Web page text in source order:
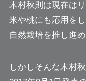
木村秋則は現在は
米や桃にも応用を
自然栽培を推し進め
しかしそんな木村